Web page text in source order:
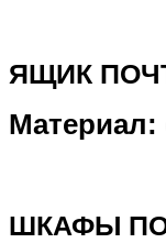
ЯЩИК
Материал:
ШКАФЫ